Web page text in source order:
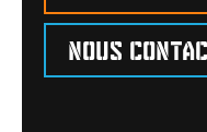
Nous